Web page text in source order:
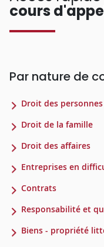
cours
Par nature de
Droit des personnes
Droit de la famille
Droit des affaires
Entreprises en
Contrats
Responsabilité et
Biens - propriété